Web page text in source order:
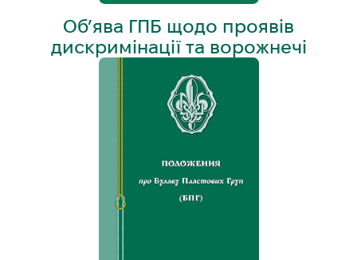
Об’ява ГПБ щодо проявів
дискримінації та ворожнечі